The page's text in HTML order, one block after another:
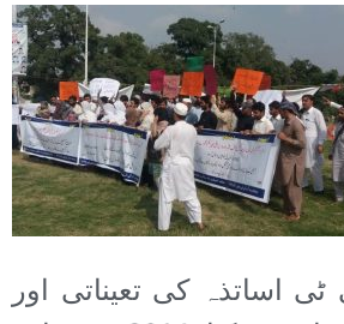
اساتذہ کی تعیناتی اور